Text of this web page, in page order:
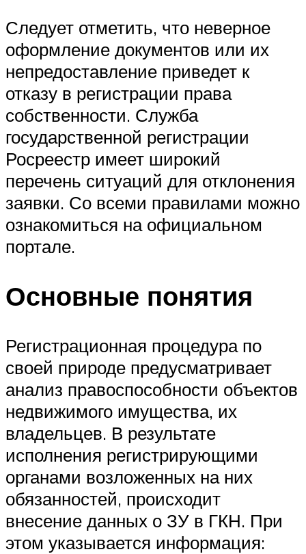
Следует отметить, что неверное
оформление документов или их
непредоставление приведет к
отказу в регистрации права
собственности. Служба
государственной регистрации
Росреестр имеет широкий
перечень ситуаций для отклонения
заявки. Со всеми правилами можно
ознакомиться на официальном
портале.
Основные понятия
Регистрационная процедура по
своей природе предусматривает
анализ правоспособности объектов
недвижимого имущества, их
владельцев. В результате
исполнения регистрирующими
органами возложенных на них
обязанностей, происходит
внесение данных о ЗУ в ГКН. При
этом указывается информация: